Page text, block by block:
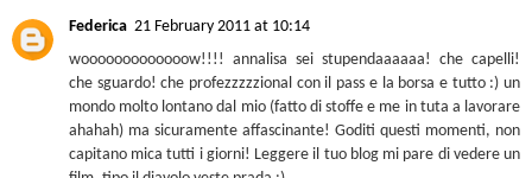
per il lavoro ;-) .... d'ora in poi ti seguirò con enorme piacere ...
:-) ciaoooooooooooooooooo
REPLY